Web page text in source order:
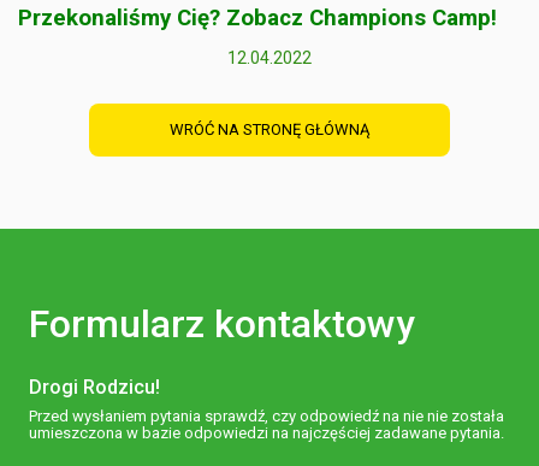
Przekonaliśmy Cię? Zobacz Champions Camp!
12.04.2022
WRÓĆ NA STRONĘ GŁÓWNĄ
Formularz kontaktowy
Drogi Rodzicu!
Przed wysłaniem pytania sprawdź, czy odpowiedź na nie nie została
umieszczona w bazie odpowiedzi na najczęściej zadawane pytania.